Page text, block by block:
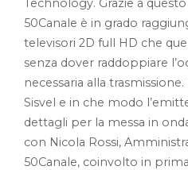
Technology. Grazie a
50Canale è in grado
televisori 2D full HD che
senza dover raddoppiare
necessaria alla
Sisvel e in che modo
dettagli per la messa in
con Nicola Rossi,
50Canale, coinvolto in